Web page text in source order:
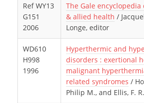
Ref WY13
G151
2006
The Gale
& allied health /
Longe, editor
WD610
H998
1996
Hyperthermic and
disorders : exertional
malignant
related syndromes /
Philip M., and Ellis, F. R.